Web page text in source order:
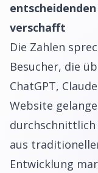
verschafft
Die Zahlen
Besucher, die
ChatGPT,
Website
durchschnittlich
aus
Entwicklung